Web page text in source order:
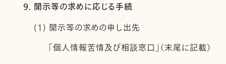
9. 開示等の求めに応じる手続
(1) 開示等の求めの申し出先
「個人情報苦情及び相談窓口」（末尾に記載）